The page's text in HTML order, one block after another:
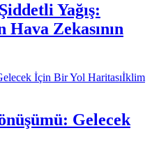
Yağış:
Hava Zekasının
İklim
Gelecek